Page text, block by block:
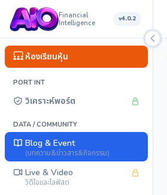
Financial
Intelligence
v4.0.2
ห้องเรียนหุ้น
PORT INT
วิเคราะห์พอร์ต
DATA / COMMUNITY
Blog & Event
(บทความ&ข่าวสาร&กิจกรรม)
Live & Video
วิดีโอและไลฟ์สด